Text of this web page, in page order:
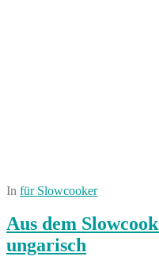
In für Slowcooker
Aus dem
ungarisch